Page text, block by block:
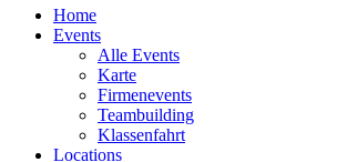
Home
Events
Alle Events
Karte
Firmenevents
Teambuilding
Klassenfahrt
Locations